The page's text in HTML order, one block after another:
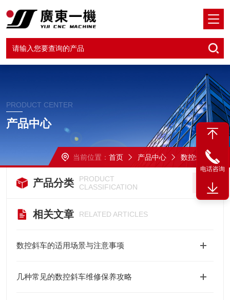
PRODUCT CENTER
产品中心
当前位置： 首页 产品中心 数控斜车
产品分类
PRODUCT
CLASSIFICATION
相关文章 RELATED ARTICLES
数控斜车的适用场景与注意事项
几种常见的数控斜车维修保养攻略
电话咨询